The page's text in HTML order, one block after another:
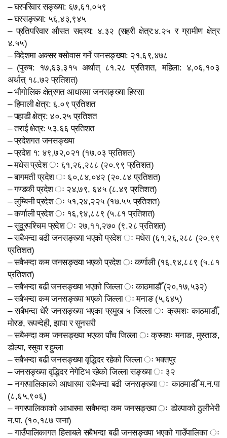
– घरपरिवार सङ्ख्या: ६७,६१,०५९
– घरसङ्ख्या: ५६,४३,९४५
– प्रतिपरिवार औसत सदस्य: ४.३२ (सहरी क्षेत्र:४.२५ र ग्रामीण क्षेत्र
४.५५)
– विदेशमा अक्सर बसोवास गर्ने जनसङ्ख्या: २१,६९,४७८
– (पुरुष: १७,६३,३१५ अर्थात् ८१.२८ प्रतिशत, महिला: ४,०६,१०३
अर्थात् १८.७२ प्रतिशत)
– भौगोलिक क्षेत्रगत आधारमा जनसङ्ख्या हिस्सा
– हिमाली क्षेत्र: ६.०९ प्रतिशत
– पहाडी क्षेत्र: ४०.२५ प्रतिशत
– तराई क्षेत्र: ५३.६६ प्रतिशत
– प्रदेशगत जनसङ्ख्या
– प्रदेश १: ४९,७२,०२१ (१७.०३ प्रतिशत)
– मधेस प्रदेश ः ६१,२६,२८८ (२०.९९ प्रतिशत)
– बागमती प्रदेश ः ६०,८४,०४२ (२०.८४ प्रतिशत)
– गण्डकी प्रदेश ः २४,७९, ६४५ (८.४९ प्रतिशत)
– लुम्बिनी प्रदेश ः ५१,२४,२२५ (१७.५५ प्रतिशत)
– कर्णाली प्रदेश ः १६,९४,८८९ (५.८१ प्रतिशत)
– सुदूरपश्चिम प्रदेश ः २७,११,२७० (९.२८ प्रतिशत)
– सबैभन्दा बढी जनसङ्ख्या भएको प्रदेश ः मधेस (६१,२६,२८८ (२०.९९
प्रतिशत)
– सबैभन्दा कम जनसङ्ख्या भएको प्रदेश ः कर्णाली (१६,९४,८८९ (५.८१
प्रतिशत)
– सबैभन्दा बढी जनसङ्ख्या भएको जिल्ला ः काठमाडौँ (२०,१७,५३२)
– सबैभन्दा कम जनसङ्ख्या भएको जिल्ला ः मनाङ (५,६४५)
– सबैभन्दा धेरै जनसङ्ख्या भएका प्रमुख ५ जिल्ला ः क्रमशः काठमाडौँ,
मोरङ, रूपन्देही, झापा र सुनसरी
– सबैभन्दा कम जनसङ्ख्या भएका पाँच जिल्ला ः क्रमशः मनाङ, मुस्ताङ,
डोल्पा, रसुवा र हुम्ला
– सबैभन्दा बढी जनसङ्ख्या वृद्धिदर रहेको जिल्ला ः भक्तपुर
– जनसङ्ख्या वृद्धिदर नेगेटिभ रहेको जिल्ला सङ्ख्या ः ३२
– नगरपालिकाको आधारमा सबैभन्दा बढी जनसङ्ख्या ः काठमाडौँ म.न.पा
(८,६५,९०६)
– नगरपालिकाको आधारमा सबैभन्दा कम जनसङ्ख्या ः डोल्पाको ठुलीभेरी
न.पा. (१०,१८७ जना)
– गाउँपालिकागत हिसाबले सबैभन्दा बढी जनसङ्ख्या भएको गाउँपालिका ः